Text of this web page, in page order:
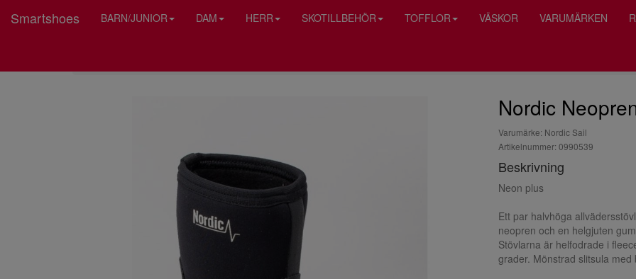
Smartshoes BARN/JUNIOR DAM HERR SKOTILLBEHÖR TOFFLOR VÄSKOR VARUMÄRKEN
Nordic
Varumärke: Nordic Sail
Artikelnummer: 0990539
Beskrivning
Neon plus
Ett par halvhöga
neopren och en helgjuten
Stövlarna är helfodrade i
grader. Mönstrad slitsula